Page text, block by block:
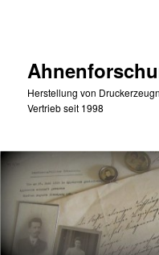
Herstellung von
Vertrieb seit 1998